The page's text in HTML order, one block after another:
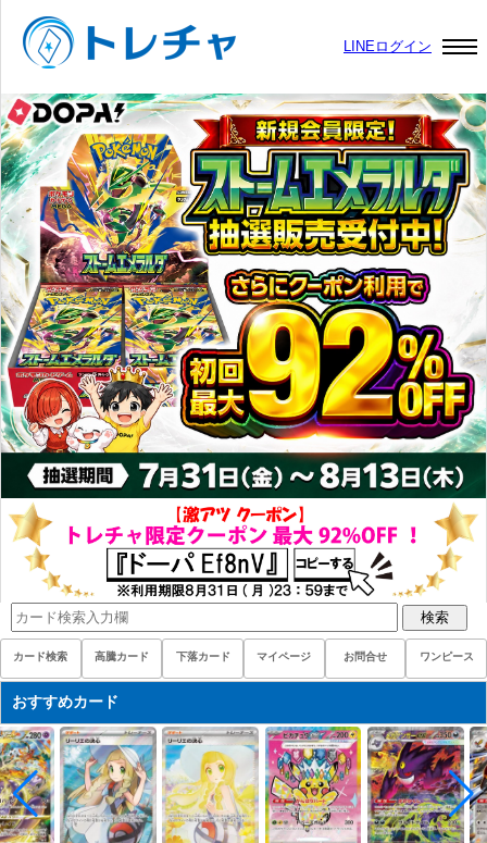
LINEログイン
検索
カード検索 高騰カード 下落カード マイページ お問合せ ワンピース
おすすめカード